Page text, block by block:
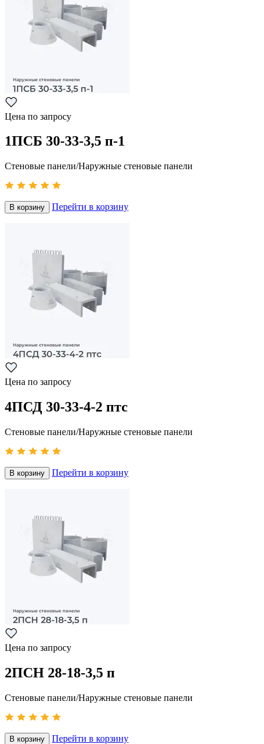
Цена по запросу
1ПСБ 30-33-3,5 п-1
Стеновые панели/Наружные стеновые панели
В корзину Перейти в корзину
Цена по запросу
4ПСД 30-33-4-2 птс
Стеновые панели/Наружные стеновые панели
В корзину Перейти в корзину
Цена по запросу
2ПСН 28-18-3,5 п
Стеновые панели/Наружные стеновые панели
В корзину Перейти в корзину